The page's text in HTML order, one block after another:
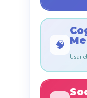
🧠
Usar